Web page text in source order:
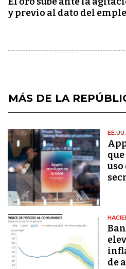
y previo al dato del
MÁS DE LA
EE.UU.
uso
de